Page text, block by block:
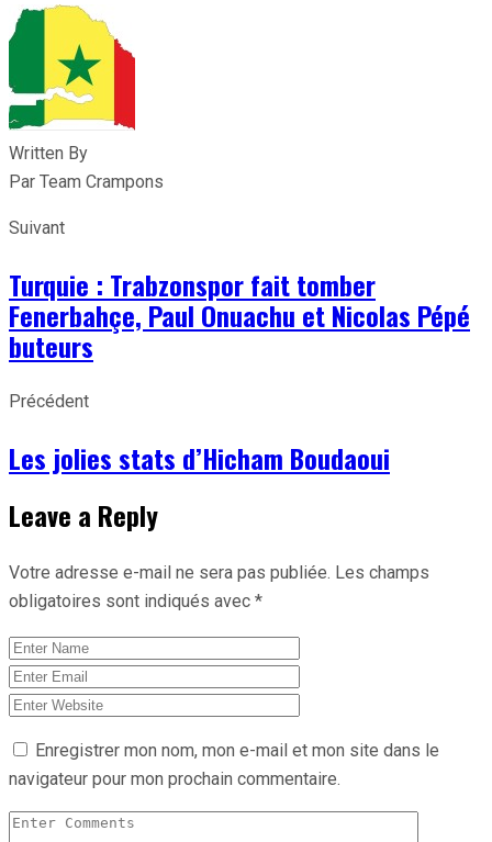
Written By
Par Team Crampons
Suivant
Turquie : Trabzonspor fait tomber
Fenerbahçe, Paul Onuachu et Nicolas Pépé
buteurs
Précédent
Les jolies stats d’Hicham Boudaoui
Leave a Reply
Votre adresse e-mail ne sera pas publiée. Les champs
obligatoires sont indiqués avec *
Enregistrer mon nom, mon e-mail et mon site dans le
navigateur pour mon prochain commentaire.